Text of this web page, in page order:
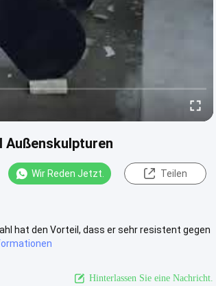
Wir Reden Jetzt. Teilen
hat den Vorteil, dass er sehr resistent gegen
Hinterlassen Sie eine Nachricht.